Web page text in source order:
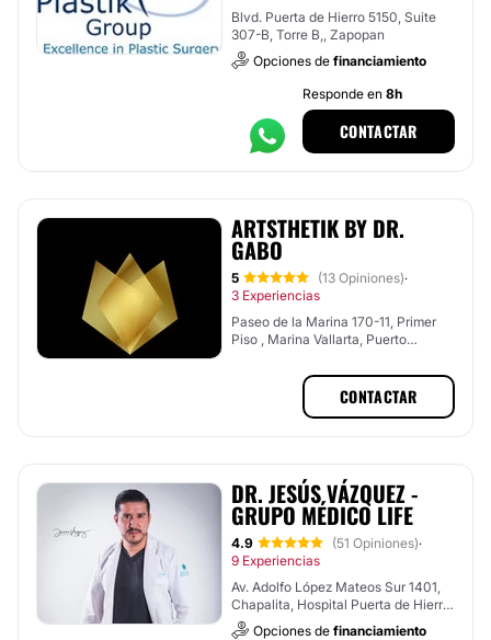
Blvd. Puerta de Hierro 5150, Suite
307-B, Torre B,, Zapopan
Opciones de financiamiento
Responde en 8h
CONTACTAR
ARTSTHETIK BY DR.
GABO
5 (13 Opiniones)·
3 Experiencias
Paseo de la Marina 170-11, Primer
Piso , Marina Vallarta, Puerto
CONTACTAR
DR. JESÚS VÁZQUEZ -
GRUPO MÉDICO LIFE
4.9 (51 Opiniones)·
9 Experiencias
Av. Adolfo López Mateos Sur 1401,
Chapalita, Hospital Puerta de Hierro
, Tlajomulco de Zúñiga
Opciones de financiamiento